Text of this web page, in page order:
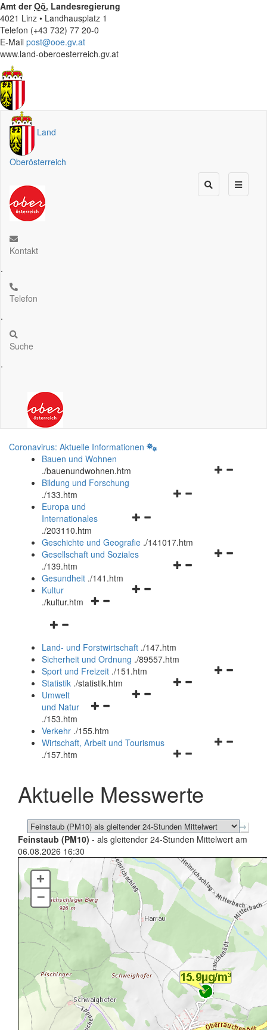
Amt derOö. Landesregierung
4021 Linz • Landhausplatz 1
Telefon (+43 732) 77 20-0
E-Mail post@ooe.gv.at
www.land-oberoesterreich.gv.at
Land
Oberösterreich
Kontakt
.
Telefon
.
Suche
.
Coronavirus: Aktuelle Informationen
Bauen und Wohnen
./bauenundwohnen.htm
Navigationsmenü
Bildung und Forschung
./133.htm
Navigationsmenü
und
schließen
Europa und
Internationales
./203110.htm
Geschichte und Geografie ./141017.htm
Navigationsmenü
Gesellschaft und Soziales
./139.htm
Navigationsmenü
Gesundheit ./141.htm
Navigationsmenü
Kultur
./kultur.htm
Navigationsmenü
und
schließen
Land- und Forstwirtschaft ./147.htm
Sicherheit und Ordnung ./89557.htm
Navigationsmenü
Sport und Freizeit ./151.htm
Navigationsmenü
Statistik ./statistik.htm
Navigationsmenü
und
schließen
Umwelt
und Natur
./153.htm
Verkehr ./155.htm
Navigationsmenü
schließen
Wirtschaft, Arbeit und Tourismus
./157.htm
Aktuelle Messwerte
Feinstaub (PM10) - als gleitender 24-Stunden Mittelwert am
06.08.2026 16:30
+
–